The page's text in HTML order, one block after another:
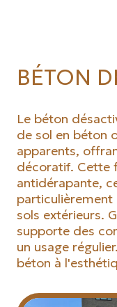
BÉTON
Le béton
de sol en béton
apparents,
décoratif. Cette
antidérapante,
particulièrement
sols extérieurs.
supporte des
un usage
béton à